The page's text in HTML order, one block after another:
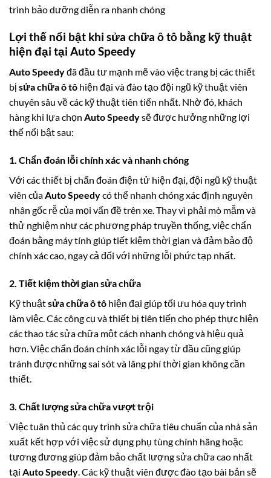
trình bảo dưỡng diễn ra nhanh chóng
Lợi thế nổi bật khi sửa chữa ô tô bằng kỹ thuật
hiện đại tại Auto Speedy
Auto Speedyđã đầu tư mạnh mẽ vào việc trang bị các thiết
bị sửa chữa ô tô hiện đại và đào tạo đội ngũ kỹ thuật viên
chuyên sâu về các kỹ thuật tiên tiến nhất. Nhờ đó, khách
hàng khi lựa chọn Auto Speedysẽ được hưởng những lợi
thế nổi bật sau:
1. Chẩn đoán lỗi chính xác và nhanh chóng
Với các thiết bị chẩn đoán điện tử hiện đại, đội ngũ kỹ thuật
viên củaAuto Speedycó thể nhanh chóng xác định nguyên
nhân gốc rễ của mọi vấn đề trên xe. Thay vì phải mò mẫm và
thử nghiệm như các phương pháp truyền thống, việc chẩn
đoán bằng máy tính giúp tiết kiệm thời gian và đảm bảo độ
chính xác cao, ngay cả đối với những lỗi phức tạp nhất.
2. Tiết kiệm thời gian sửa chữa
Kỹ thuậtsửa chữa ô tô hiện đại giúp tối ưu hóa quy trình
làm việc. Các công cụ và thiết bị tiên tiến cho phép thực hiện
các thao tác sửa chữa một cách nhanh chóng và hiệu quả
hơn. Việc chẩn đoán chính xác lỗi ngay từ đầu cũng giúp
tránh được những sai sót và lãng phí thời gian không cần
thiết.
3. Chất lượng sửa chữa vượt trội
Việc tuân thủ các quy trình sửa chữa tiêu chuẩn của nhà sản
xuất kết hợp với việc sử dụng phụ tùng chính hãng hoặc
tương đương giúp đảm bảo chất lượng sửa chữa cao nhất
tại Auto Speedy . Các kỹ thuật viên được đào tạo bài bản sẽ